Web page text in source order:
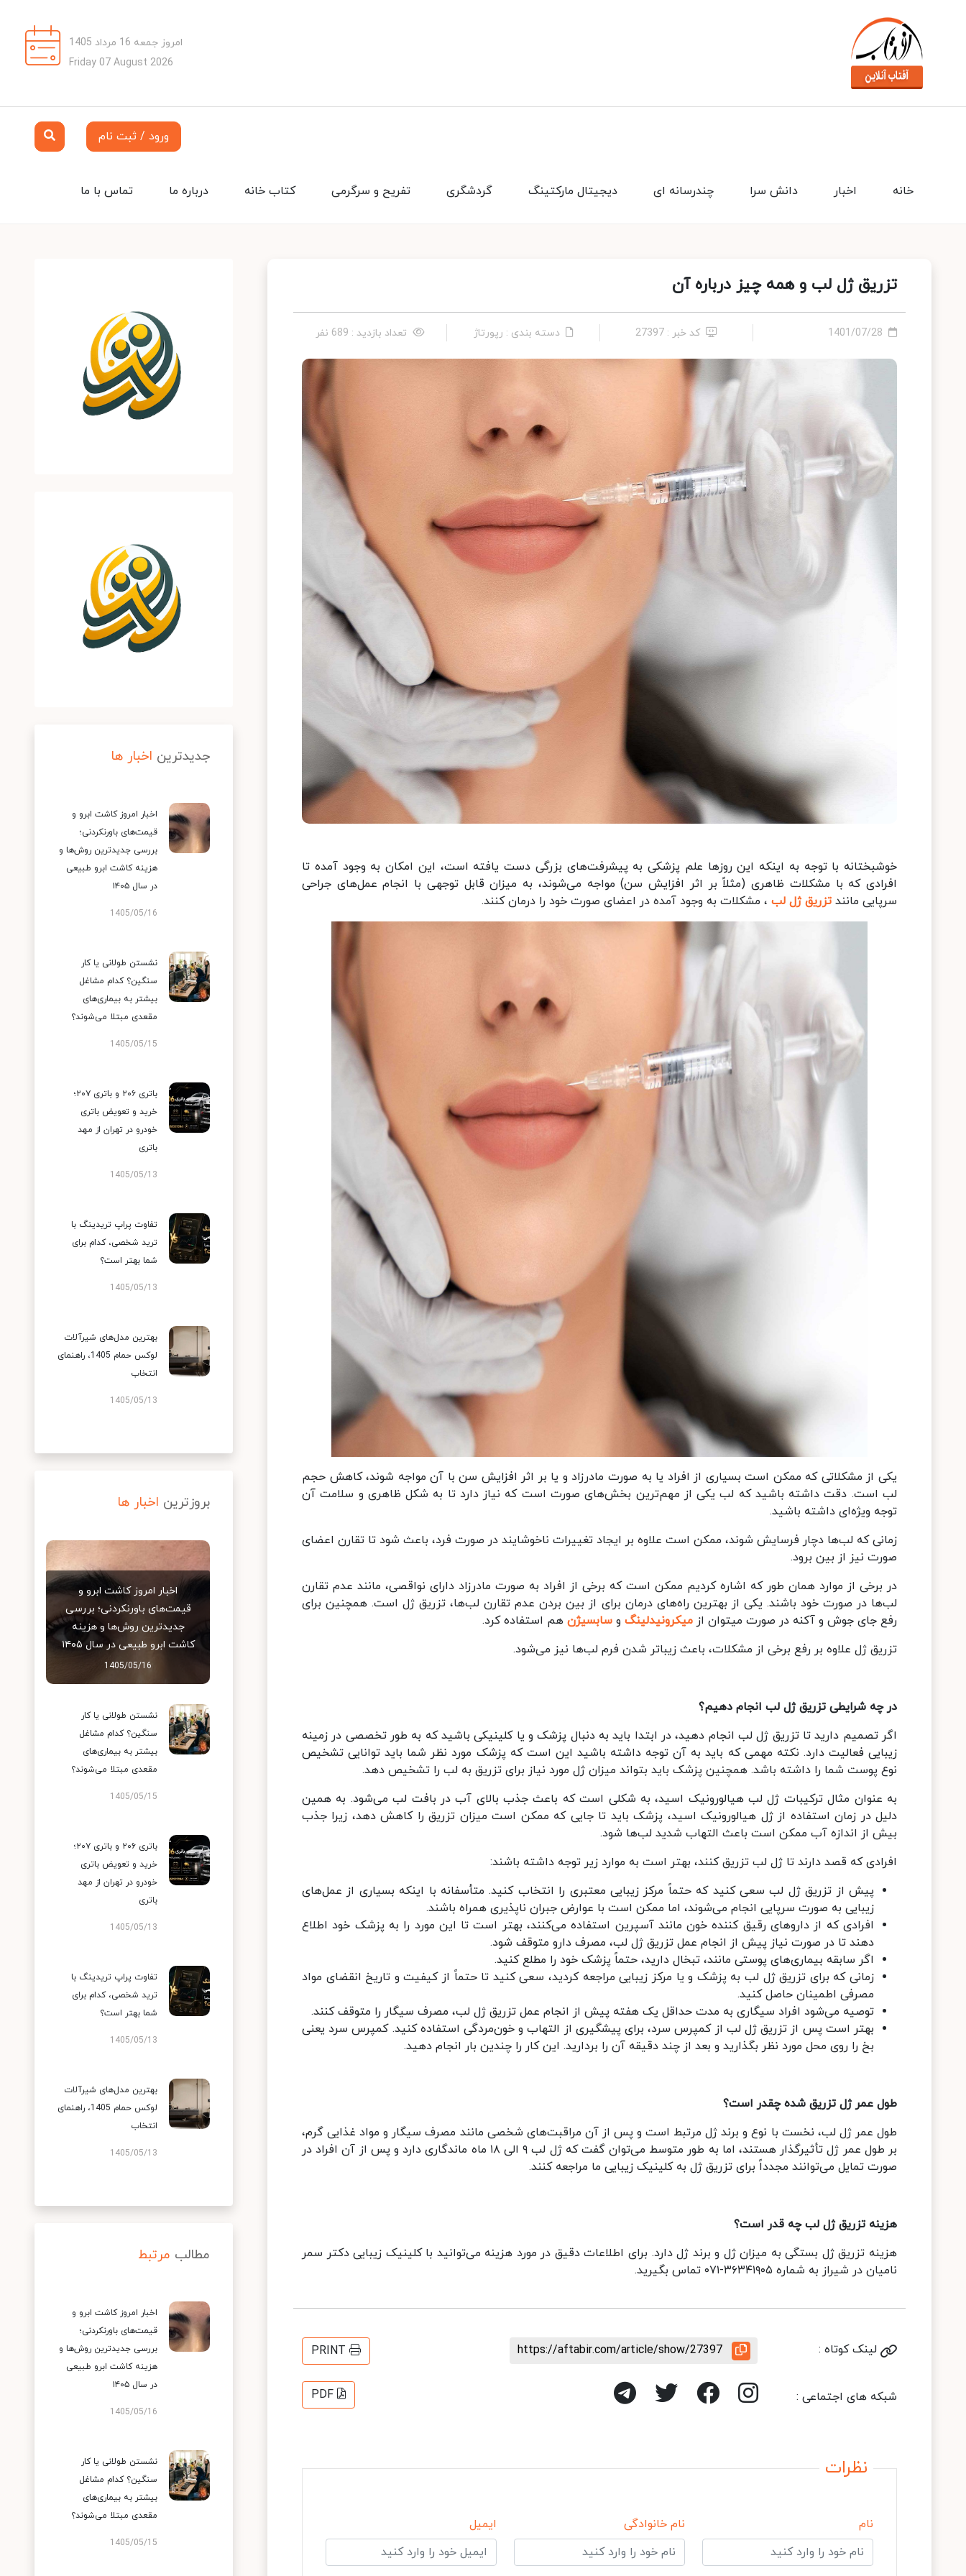
امروز جمعه 16 مرداد 1405
Friday 07 August 2026
ورود / ثبت نام
تماس با ما درباره ما کتاب خانه تفریح و سرگرمی گردشگری دیجیتال مارکتینگ چندرسانه ای دانش سرا اخبار خانه
تزریق ژل لب و همه چیز درباره آن
1401/07/28 کد خبر : 27397 دسته بندی : رپورتاژ تعداد بازدید : 689 نفر
خوشبختانه با توجه به اینکه این روزها علم پزشکی به پیشرفت‌های بزرگی دست یافته است، این امکان به وجود آمده تا
افرادی که با مشکلات ظاهری (مثلاً بر اثر افزایش سن) مواجه می‌شوند، به میزان قابل توجهی با انجام عمل‌های جراحی
سرپایی مانند تزریق ژل لب ، مشکلات به وجود آمده در اعضای صورت خود را درمان کنند.
یکی از مشکلاتی که ممکن است بسیاری از افراد یا به صورت مادرزاد و یا بر اثر افزایش سن با آن مواجه شوند، کاهش حجم
لب است. دقت داشته باشید که لب یکی از مهم‌ترین بخش‌های صورت است که نیاز دارد تا به شکل ظاهری و سلامت آن
توجه ویژه‌ای داشته باشید.
زمانی که لب‌ها دچار فرسایش شوند، ممکن است علاوه بر ایجاد تغییرات ناخوشایند در صورت فرد، باعث شود تا تقارن اعضای
صورت نیز از بین برود.
در برخی از موارد همان طور که اشاره کردیم ممکن است که برخی از افراد به صورت مادرزاد دارای نواقصی، مانند عدم تقارن
لب‌ها در صورت خود باشند. یکی از بهترین راه‌های درمان برای از بین بردن عدم تقارن لب‌ها، تزریق ژل است. همچنین برای
رفع جای جوش و آکنه در صورت میتوان از میکرونیدلینگ و سابسیژن هم استفاده کرد.
تزریق ژل علاوه بر رفع برخی از مشکلات، باعث زیباتر شدن فرم لب‌ها نیز می‌شود.
در چه شرایطی تزریق ژل لب انجام دهیم؟
اگر تصمیم دارید تا تزریق ژل لب انجام دهید، در ابتدا باید به دنبال پزشک و یا کلینیکی باشید که به طور تخصصی در زمینه
زیبایی فعالیت دارد. نکته مهمی که باید به آن توجه داشته باشید این است که پزشک مورد نظر شما باید توانایی تشخیص
نوع پوست شما را داشته باشد. همچنین پزشک باید بتواند میزان ژل مورد نیاز برای تزریق به لب را تشخیص دهد.
به عنوان مثال ترکیبات ژل لب هیالورونیک اسید، به شکلی است که باعث جذب بالای آب در بافت لب می‌شود. به همین
دلیل در زمان استفاده از ژل هیالورونیک اسید، پزشک باید تا جایی که ممکن است میزان تزریق را کاهش دهد، زیرا جذب
بیش از اندازه آب ممکن است باعث التهاب شدید لب‌ها شود.
افرادی که قصد دارند تا ژل لب تزریق کنند، بهتر است به موارد زیر توجه داشته باشند:
پیش از تزریق ژل لب سعی کنید که حتماً مرکز زیبایی معتبری را انتخاب کنید. متأسفانه با اینکه بسیاری از عمل‌های
زیبایی به صورت سرپایی انجام می‌شوند، اما ممکن است با عوارض جبران ناپذیری همراه باشند.
افرادی که از داروهای رقیق کننده خون مانند آسپرین استفاده می‌کنند، بهتر است تا این مورد را به پزشک خود اطلاع
دهند تا در صورت نیاز پیش از انجام عمل تزریق ژل لب، مصرف دارو متوقف شود.
اگر سابقه بیماری‌های پوستی مانند، تبخال دارید، حتماً پزشک خود را مطلع کنید.
زمانی که برای تزریق ژل لب به پزشک و یا مرکز زیبایی مراجعه کردید، سعی کنید تا حتماً از کیفیت و تاریخ انقضای مواد
مصرفی اطمینان حاصل کنید.
توصیه می‌شود افراد سیگاری به مدت حداقل یک هفته پیش از انجام عمل تزریق ژل لب، مصرف سیگار را متوقف کنند.
بهتر است پس از تزریق ژل لب از کمپرس سرد، برای پیشگیری از التهاب و خون‌مردگی استفاده کنید. کمپرس سرد یعنی
بخ را روی محل مورد نظر بگذارید و بعد از چند دقیقه آن را بردارید. این کار را چندین بار انجام دهید.
طول عمر ژل تزریق شده چقدر است؟
طول عمر ژل لب، نخست با نوع و برند ژل مرتبط است و پس از آن مراقبت‌های شخصی مانند مصرف سیگار و مواد غذایی گرم،
بر طول عمر ژل تأثیرگذار هستند، اما به طور متوسط می‌توان گفت که ژل لب ۹ الی ۱۸ ماه ماندگاری دارد و پس از آن افراد در
صورت تمایل می‌توانند مجدداً برای تزریق ژل به کلینیک زیبایی ما مراجعه کنند.
هزینه تزریق ژل لب چه قدر است؟
هزینه تزریق ژل بستگی به میزان ژل و برند ژل دارد. برای اطلاعات دقیق در مورد هزینه می‌توانید با کلینیک زیبایی دکتر سمر
نامیان در شیراز به شماره ۳۶۳۴۱۹۰۵-۰۷۱ تماس بگیرید.
لینک کوتاه : https://aftabir.com/article/show/27397
PRINT
شبکه های اجتماعی : PDF
نظرات
نام نام خانوادگی ایمیل
جدیدترین اخبار ها
اخبار امروز کاشت ابرو و
قیمت‌های باورنکردنی؛
بررسی جدیدترین روش‌ها و
هزینه کاشت ابرو طبیعی
در سال ۱۴۰۵
1405/05/16
نشستن طولانی یا کار
سنگین؟ کدام مشاغل
بیشتر به بیماری‌های
مقعدی مبتلا می‌شوند؟
1405/05/15
باتری ۲۰۶ و باتری ۲۰۷؛
خرید و تعویض باتری
خودرو در تهران از مهد
باتری
1405/05/13
تفاوت پراپ تریدینگ با
ترید شخصی، کدام برای
شما بهتر است؟
1405/05/13
بهترین مدل‌های شیرآلات
لوکس حمام 1405، راهنمای
انتخاب
1405/05/13
بروزترین اخبار ها
اخبار امروز کاشت ابرو و
قیمت‌های باورنکردنی؛ بررسی
جدیدترین روش‌ها و هزینه
کاشت ابرو طبیعی در سال ۱۴۰۵
1405/05/16
نشستن طولانی یا کار
سنگین؟ کدام مشاغل
بیشتر به بیماری‌های
مقعدی مبتلا می‌شوند؟
1405/05/15
باتری ۲۰۶ و باتری ۲۰۷؛
خرید و تعویض باتری
خودرو در تهران از مهد
باتری
1405/05/13
تفاوت پراپ تریدینگ با
ترید شخصی، کدام برای
شما بهتر است؟
1405/05/13
بهترین مدل‌های شیرآلات
لوکس حمام 1405، راهنمای
انتخاب
1405/05/13
مطالب مرتبط
اخبار امروز کاشت ابرو و
قیمت‌های باورنکردنی؛
بررسی جدیدترین روش‌ها و
هزینه کاشت ابرو طبیعی
در سال ۱۴۰۵
1405/05/16
نشستن طولانی یا کار
سنگین؟ کدام مشاغل
بیشتر به بیماری‌های
مقعدی مبتلا می‌شوند؟
1405/05/15